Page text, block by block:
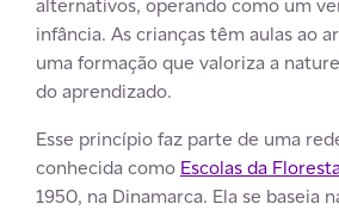
alternativos, operando como um
infância. As crianças têm aulas ao
uma formação que valoriza a
do aprendizado.
Esse princípio faz parte de uma
conhecida como Escolas da
1950, na Dinamarca. Ela se baseia